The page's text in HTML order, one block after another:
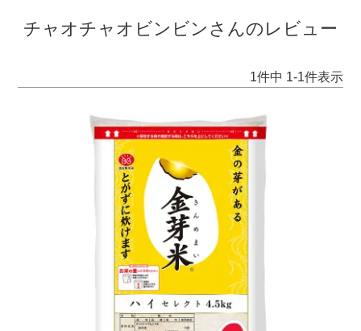
チャオチャオビンビンさんのレビュー
1件中 1-1件表示